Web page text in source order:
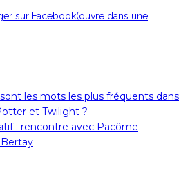
sur Facebook(ouvre dans une
les mots les plus fréquents dans
et Twilight ?
: rencontre avec Pacôme